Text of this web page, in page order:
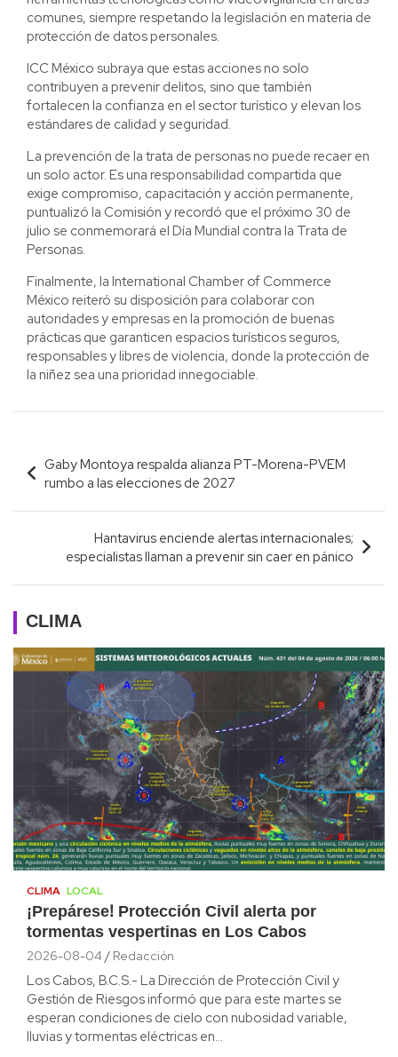
comunes, siempre respetando la legislación en materia de
protección de datos personales.
ICC México subraya que estas acciones no solo
contribuyen a prevenir delitos, sino que también
fortalecen la confianza en el sector turístico y elevan los
estándares de calidad y seguridad.
La prevención de la trata de personas no puede recaer en
un solo actor. Es una responsabilidad compartida que
exige compromiso, capacitación y acción permanente,
puntualizó la Comisión y recordó que el próximo 30 de
julio se conmemorará el Día Mundial contra la Trata de
Personas.
Finalmente, la International Chamber of Commerce
México reiteró su disposición para colaborar con
autoridades y empresas en la promoción de buenas
prácticas que garanticen espacios turísticos seguros,
responsables y libres de violencia, donde la protección de
la niñez sea una prioridad innegociable.
Navegación
de
entradas
Gaby Montoya respalda alianza PT-Morena-PVEM
rumbo a las elecciones de 2027
Hantavirus enciende alertas internacionales;
especialistas llaman a prevenir sin caer en pánico
CLIMA
CLIMA LOCAL
¡Prepárese! Protección Civil alerta por
tormentas vespertinas en Los Cabos
2026-08-04 Redacción
Los Cabos, B.C.S.- La Dirección de Protección Civil y
Gestión de Riesgos informó que para este martes se
esperan condiciones de cielo con nubosidad variable,
lluvias y tormentas eléctricas en…